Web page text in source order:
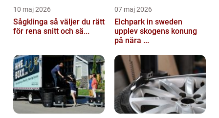
10 maj 2026
Sågklinga så väljer du rätt
för rena snitt och sä...
07 maj 2026
Elchpark in sweden
upplev skogens konung
på nära ...